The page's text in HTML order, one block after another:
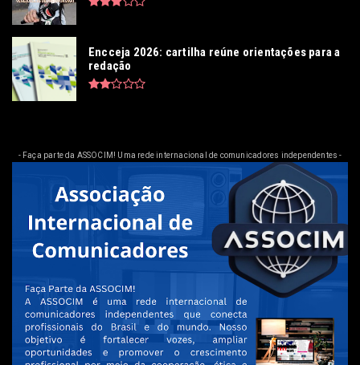
Encceja 2026: cartilha reúne orientações para a
redação
- Faça parte da ASSOCIM! Uma rede internacional de comunicadores independentes -